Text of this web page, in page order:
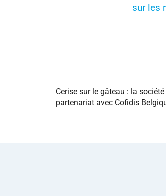
sur les
Cerise sur le gâteau : la
partenariat avec Cofidis